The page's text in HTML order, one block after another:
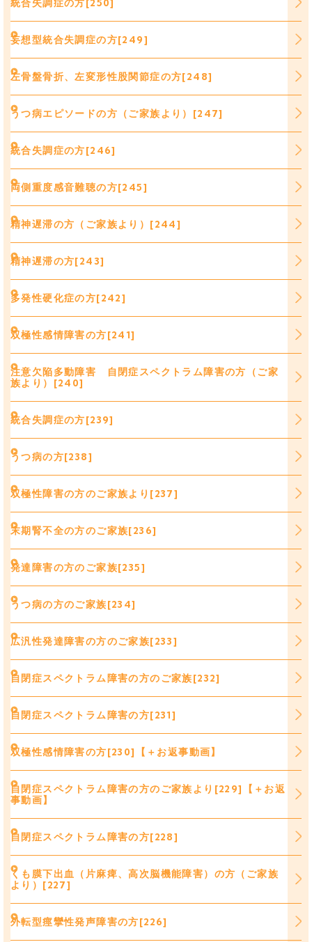
統合失調症の方[250]
妄想型統合失調症の方[249]
左骨盤骨折、左変形性股関節症の方[248]
うつ病エピソードの方（ご家族より）[247]
統合失調症の方[246]
両側重度感音難聴の方[245]
精神遅滞の方（ご家族より）[244]
精神遅滞の方[243]
多発性硬化症の方[242]
双極性感情障害の方[241]
注意欠陥多動障害 自閉症スペクトラム障害の方（ご家
族より）[240]
統合失調症の方[239]
うつ病の方[238]
双極性障害の方のご家族より[237]
末期腎不全の方のご家族[236]
発達障害の方のご家族[235]
うつ病の方のご家族[234]
広汎性発達障害の方のご家族[233]
自閉症スペクトラム障害の方のご家族[232]
自閉症スペクトラム障害の方[231]
双極性感情障害の方[230]【＋お返事動画】
自閉症スペクトラム障害の方のご家族より[229]【＋お返
事動画】
自閉症スペクトラム障害の方[228]
くも膜下出血（片麻痺、高次脳機能障害）の方（ご家族
より）[227]
外転型痙攣性発声障害の方[226]